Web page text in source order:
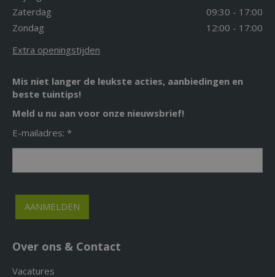
Zaterdag
09:30 - 17:00
Zondag
12:00 - 17:00
Extra openingstijden
Mis niet langer de leukste acties, aanbiedingen en
beste tuintips!
Meld u nu aan voor onze nieuwsbrief!
E-mailadres: *
Over ons & Contact
Vacatures